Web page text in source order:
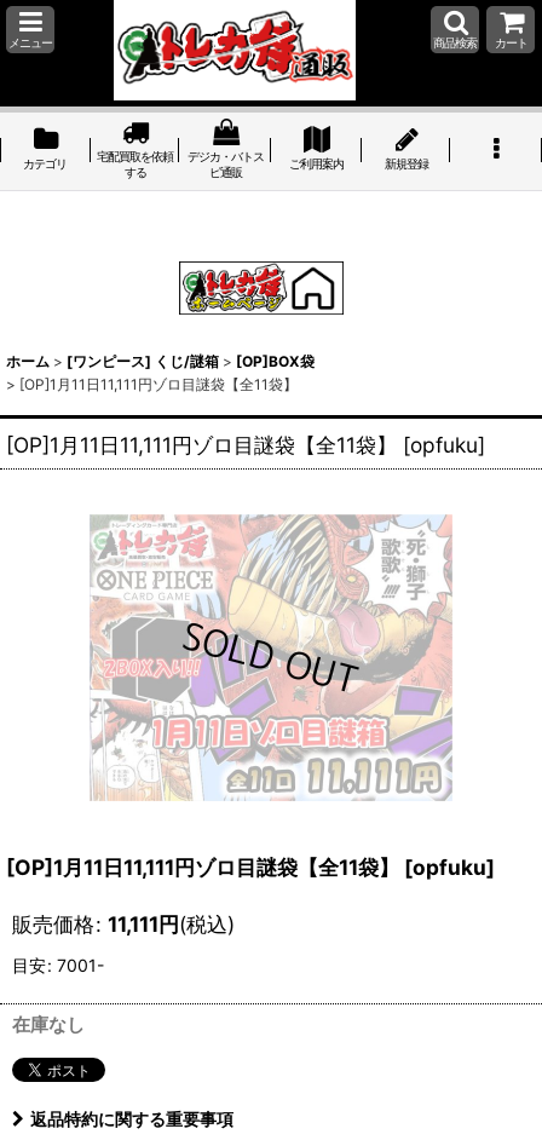
メニュー 商品検索 カート
カテゴリ
宅配買取を依頼
する
デジカ・バトス
ピ通販
ご利用案内 新規登録
ホーム > [ワンピース] くじ/謎箱 > [OP]BOX袋
> [OP]1月11日11,111円ゾロ目謎袋【全11袋】
[OP]1月11日11,111円ゾロ目謎袋【全11袋】 [opfuku]
[OP]1月11日11,111円ゾロ目謎袋【全11袋】 [opfuku]
販売価格: 11,111円(税込)
目安: 7001-
在庫なし
返品特約に関する重要事項